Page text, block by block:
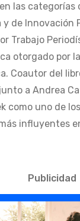
las categorías
y de Innovación
Trabajo
otorgado por la
Coautor del
a Andrea
como uno de
influyentes
Publicidad